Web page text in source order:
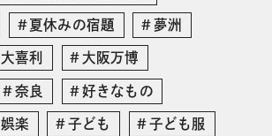
夏休みの宿題 夢洲
大喜利 大阪万博
奈良 好きなもの
娯楽 子ども 子ども服